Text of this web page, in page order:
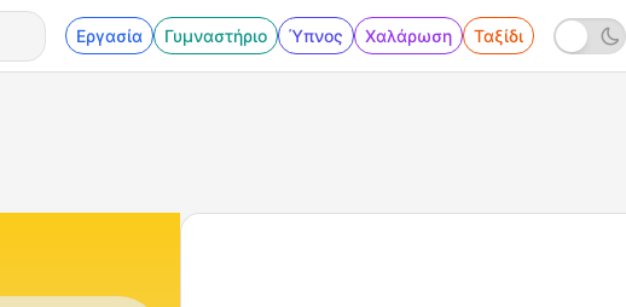
Εργασία Γυμναστήριο Ύπνος Χαλάρωση Ταξίδι